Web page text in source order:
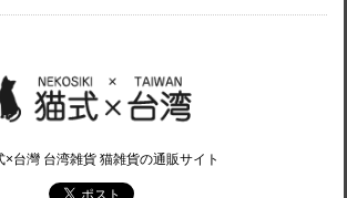
×台灣 台湾雑貨 猫雑貨の通販サイト